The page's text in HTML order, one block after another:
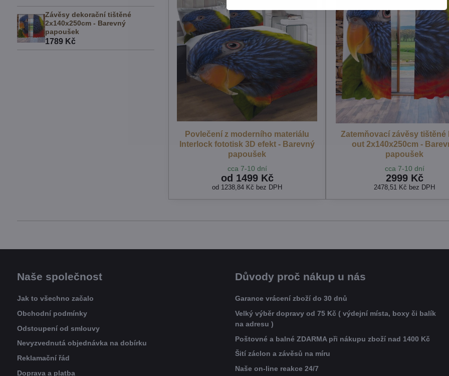
Povlečení z moderního materiálu
Interlock fototisk 3D efekt - Barevný
papoušek
cca 7-10 dní
od 1499 Kč
od 1238,84 Kč bez DPH
Zatemňovací závěsy tištěné
out 2x140x250cm -
papoušek
cca 7-10 dní
2999 Kč
2478,51 Kč bez DPH
Závěsy dekorační tištěné
2x140x250cm - Barevný
papoušek
1789 Kč
Naše společnost
Jak to všechno začalo
Obchodní podmínky
Odstoupení od smlouvy
Nevyzvednutá objednávka na dobírku
Reklamační řád
Doprava a platba
Důvody proč nákup u nás
Garance vrácení zboží do 30 dnů
Velký výběr dopravy od 75 Kč ( výdejní místa, boxy či balík
na adresu )
Poštovné a balné ZDARMA při nákupu zboží nad 1400 Kč
Šití záclon a závěsů na míru
Naše on-line reakce 24/7